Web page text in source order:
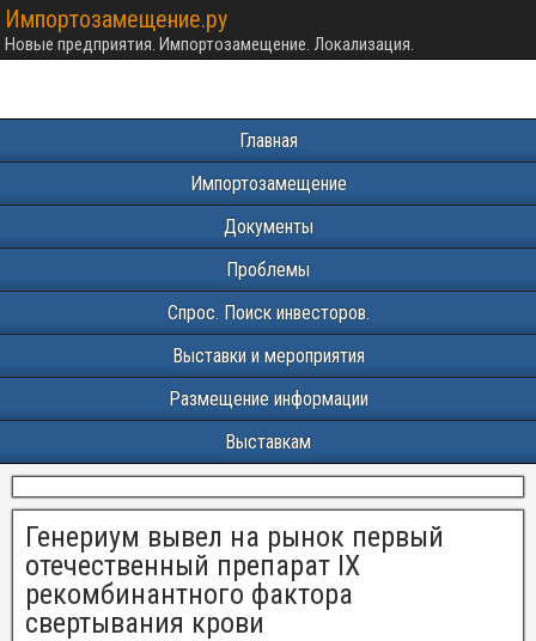
Импортозамещение.ру
Новые предприятия. Импортозамещение. Локализация.
Главная
Импортозамещение
Документы
Проблемы
Спрос. Поиск инвесторов.
Выставки и мероприятия
Размещение информации
Выставкам
Генериум вывел на рынок первый
отечественный препарат IX
рекомбинантного фактора
свертывания крови